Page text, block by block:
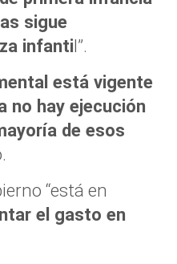
sigue
infantil”.
está vigente
no hay ejecución
de esos
“está en
el gasto en